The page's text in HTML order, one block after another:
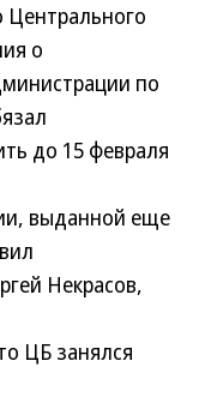
о
по
до 15 февраля
выданной еще
Некрасов,
ЦБ занялся